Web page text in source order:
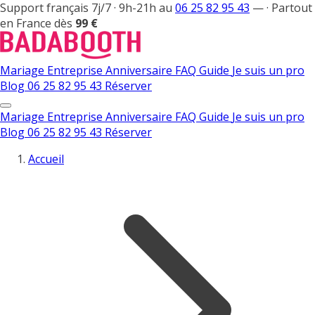
Support français 7j/7 · 9h-21h au 06 25 82 95 43 —· Partout
en France dès 99 €
Mariage Entreprise Anniversaire FAQ Guide Je suis un pro
Blog06 25 82 95 43 Réserver
Mariage Entreprise Anniversaire FAQ Guide Je suis un pro
Blog06 25 82 95 43 Réserver
Accueil